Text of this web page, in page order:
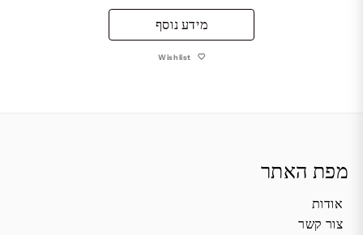
מידע נוסף
Wishlist
מפת האתר
אודות
צור קשר